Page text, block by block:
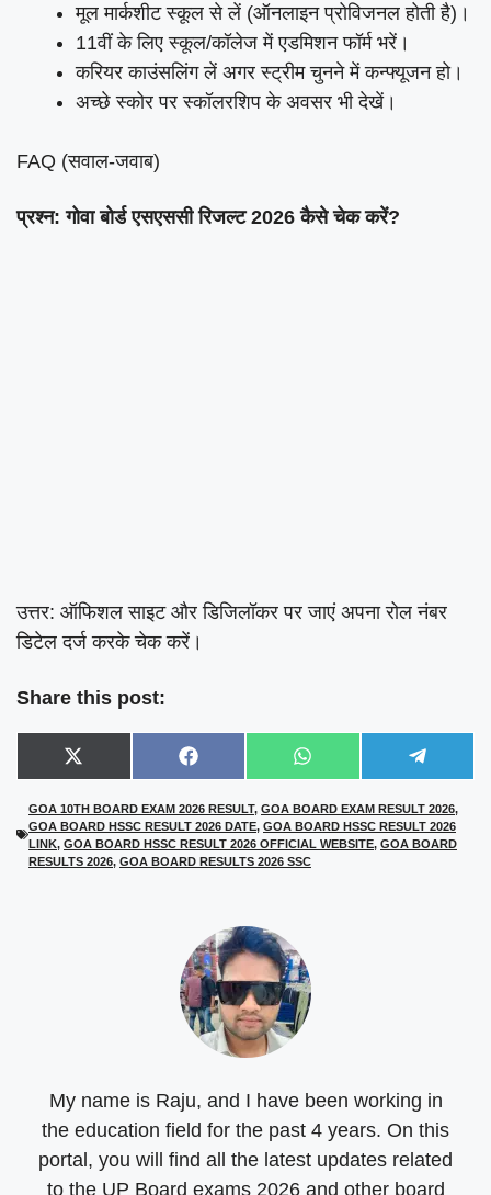
मूल मार्कशीट स्कूल से लें (ऑनलाइन प्रोविजनल होती है)।
11वीं के लिए स्कूल/कॉलेज में एडमिशन फॉर्म भरें।
करियर काउंसलिंग लें अगर स्ट्रीम चुनने में कन्फ्यूजन हो।
अच्छे स्कोर पर स्कॉलरशिप के अवसर भी देखें।
FAQ (सवाल-जवाब)
प्रश्न: गोवा बोर्ड एसएससी रिजल्ट 2026 कैसे चेक करें?
उत्तर: ऑफिशल साइट और डिजिलॉकर पर जाएं अपना रोल नंबर
डिटेल दर्ज करके चेक करें।
Share this post:
Share
on
X
(
w
i
t
t
Share
on
F
a
e
b
o
o
Share
on
W
h
t
s
A
p
Share
on
e
e
g
r
GOA 10TH BOARD EXAM 2026 RESULT, GOA BOARD EXAM RESULT 2026,
GOA BOARD HSSC RESULT 2026 DATE, GOA BOARD HSSC RESULT 2026
LINK, GOA BOARD HSSC RESULT 2026 OFFICIAL WEBSITE, GOA BOARD
RESULTS 2026, GOA BOARD RESULTS 2026 SSC
My name is Raju, and I have been working in
the education field for the past 4 years. On this
portal, you will find all the latest updates related
to the UP Board exams 2026 and other board